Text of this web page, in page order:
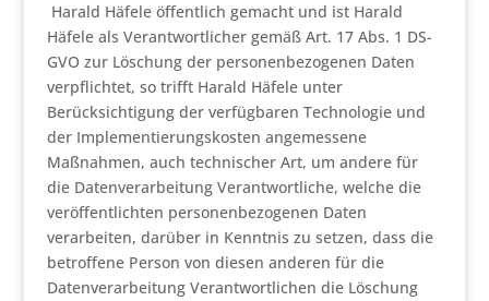
Harald Häfele öffentlich gemacht und ist Harald
Häfele als Verantwortlicher gemäß Art. 17 Abs. 1 DS-
GVO zur Löschung der personenbezogenen Daten
verpflichtet, so trifft Harald Häfele unter
Berücksichtigung der verfügbaren Technologie und
der Implementierungskosten angemessene
Maßnahmen, auch technischer Art, um andere für
die Datenverarbeitung Verantwortliche, welche die
veröffentlichten personenbezogenen Daten
verarbeiten, darüber in Kenntnis zu setzen, dass die
betroffene Person von diesen anderen für die
Datenverarbeitung Verantwortlichen die Löschung